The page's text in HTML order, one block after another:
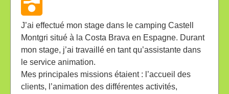
J’ai effectué mon stage dans le camping Castell
Montgri situé à la Costa Brava en Espagne. Durant
mon stage, j’ai travaillé en tant qu’assistante dans
le service animation.
Mes principales missions étaient : l’accueil des
clients, l’animation des différentes activités,